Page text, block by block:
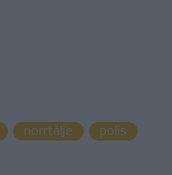
norrtälje polis